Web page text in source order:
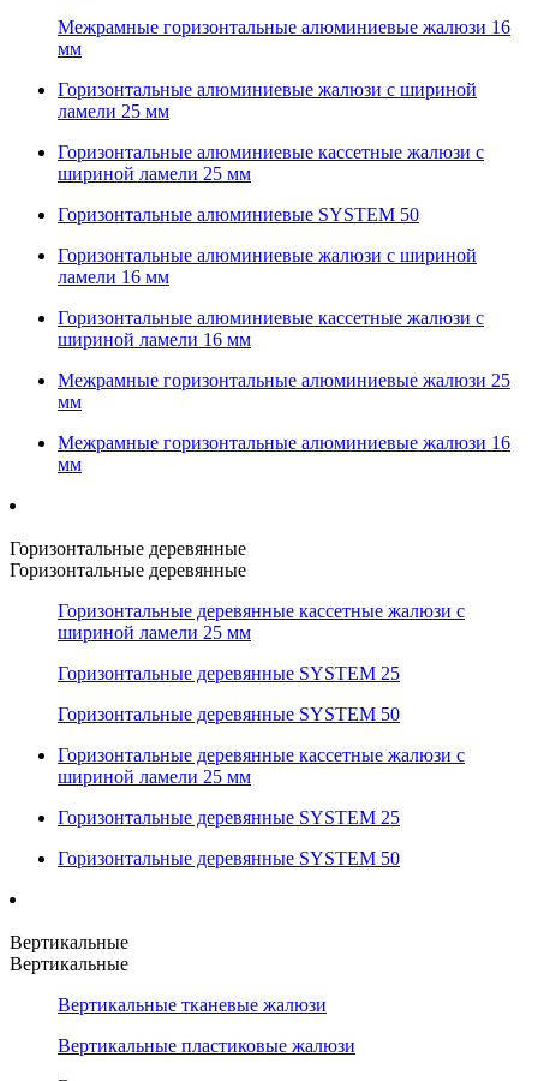
Межрамные горизонтальные алюминиевые жалюзи 16
мм
Горизонтальные алюминиевые жалюзи с шириной
ламели 25 мм
Горизонтальные алюминиевые кассетные жалюзи с
шириной ламели 25 мм
Горизонтальные алюминиевые SYSTEM 50
Горизонтальные алюминиевые жалюзи с шириной
ламели 16 мм
Горизонтальные алюминиевые кассетные жалюзи с
шириной ламели 16 мм
Межрамные горизонтальные алюминиевые жалюзи 25
мм
Межрамные горизонтальные алюминиевые жалюзи 16
мм
Горизонтальные деревянные
Горизонтальные деревянные
Горизонтальные деревянные кассетные жалюзи с
шириной ламели 25 мм
Горизонтальные деревянные SYSTEM 25
Горизонтальные деревянные SYSTEM 50
Горизонтальные деревянные кассетные жалюзи с
шириной ламели 25 мм
Горизонтальные деревянные SYSTEM 25
Горизонтальные деревянные SYSTEM 50
Вертикальные
Вертикальные
Вертикальные тканевые жалюзи
Вертикальные пластиковые жалюзи